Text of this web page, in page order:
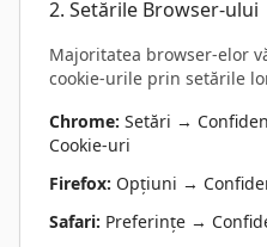
2. Setările Browser-ului
Majoritatea browser-elor
cookie-urile prin setările
Chrome: Setări →
Cookie-uri
Firefox: Opțiuni →
Safari: Preferințe →